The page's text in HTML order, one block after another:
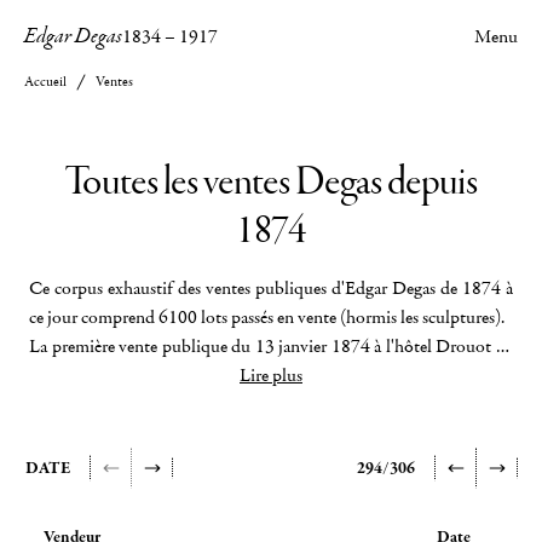
Edgar Degas1834– 1917 Menu
Accueil Ventes
Toutes les ventes Degas depuis
1874
Ce corpus exhaustif des ventes publiques d'Edgar Degas de 1874 à
ce jour comprend 6100 lots passés en vente (hormis les sculptures).
La première vente publique du 13 janvier 1874 à l'hôtel Drouot de
La tribune des courses à Longchampqui prendra plus tard le nom de
quota entre peintures, pastels et dessins, marché de Degas selon les
époques et les pays, constitution des grandes collections publiques
Lire plus
DATE 294/306
Vendeur Date